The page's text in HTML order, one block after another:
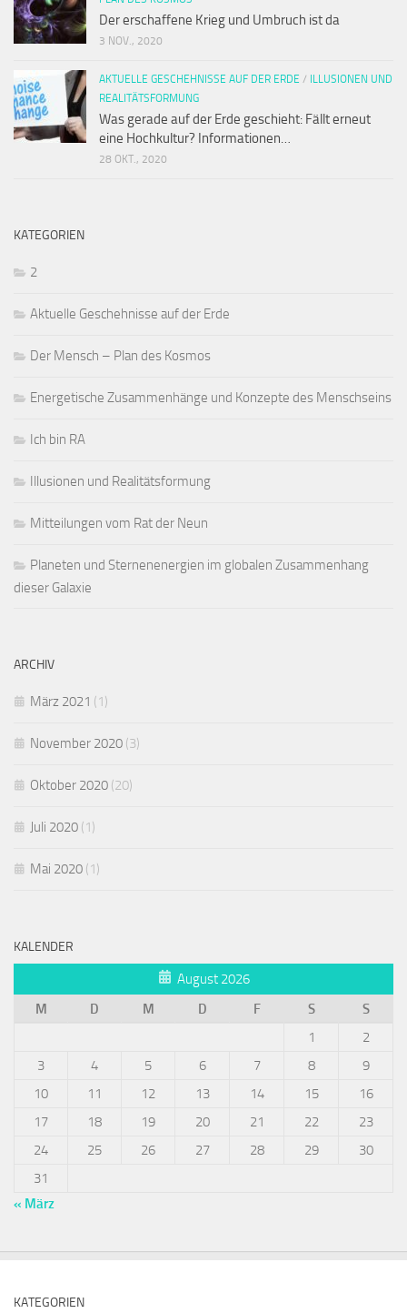
Der erschaffene Krieg und Umbruch ist da
3 NOV., 2020
AKTUELLE GESCHEHNISSE AUF DER ERDE /
ILLUSIONEN UND
REALITÄTSFORMUNG
Was gerade auf der Erde geschieht: Fällt erneut
eine Hochkultur? Informationen…
28 OKT., 2020
KATEGORIEN
2
Aktuelle Geschehnisse auf der Erde
Der Mensch – Plan des Kosmos
Energetische Zusammenhänge und Konzepte des Menschseins
Ich bin RA
Illusionen und Realitätsformung
Mitteilungen vom Rat der Neun
Planeten und Sternenenergien im globalen Zusammenhang
dieser Galaxie
ARCHIV
März 2021 (1)
November 2020 (3)
Oktober 2020 (20)
Juli 2020 (1)
Mai 2020 (1)
KALENDER
August 2026
M
D M D F S
S
1
2
3
4 5 6 7 8
9
10
11 12 13 14 15
16
17
18 19 20 21 22
23
24
25 26 27 28 29
30
31
« März
KATEGORIEN